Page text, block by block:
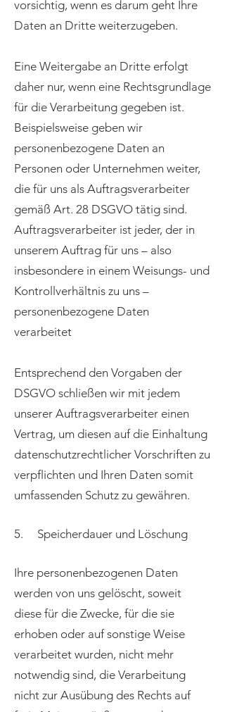
vorsichtig, wenn es darum geht Ihre
Daten an Dritte weiterzugeben.
Eine Weitergabe an Dritte erfolgt
daher nur, wenn eine Rechtsgrundlage
für die Verarbeitung gegeben ist.
Beispielsweise geben wir
personenbezogene Daten an
Personen oder Unternehmen weiter,
die für uns als Auftragsverarbeiter
gemäß Art. 28 DSGVO tätig sind.
Auftragsverarbeiter ist jeder, der in
unserem Auftrag für uns – also
insbesondere in einem Weisungs- und
Kontrollverhältnis zu uns –
personenbezogene Daten
verarbeitet
Entsprechend den Vorgaben der
DSGVO schließen wir mit jedem
unserer Auftragsverarbeiter einen
Vertrag, um diesen auf die Einhaltung
datenschutzrechtlicher Vorschriften zu
verpflichten und Ihren Daten somit
umfassenden Schutz zu gewähren.
5. Speicherdauer und Löschung
Ihre personenbezogenen Daten
werden von uns gelöscht, soweit
diese für die Zwecke, für die sie
erhoben oder auf sonstige Weise
verarbeitet wurden, nicht mehr
notwendig sind, die Verarbeitung
nicht zur Ausübung des Rechts auf